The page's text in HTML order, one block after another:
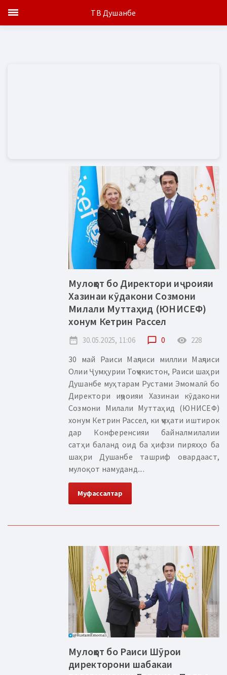
Мулоқот бо Директори иҷроияи
Хазинаи кӯдакони Созмони
Милали Муттаҳид (ЮНИСЕФ)
хонум Кетрин Рассел
date_range 30.05.2025, 11:06 chat_bubble_outline 0 remove_red_eye 228
30 май Раиси Маҷлиси миллии Маҷлиси
Олии Ҷумҳурии Тоҷикистон, Раиси шаҳри
Душанбе муҳтарам Рустами Эмомалӣ бо
Директори иҷроияи Хазинаи кӯдакони
Созмони Милали Муттаҳид (ЮНИСЕФ)
хонум Кетрин Рассел, ки ҷиҳати иштирок
дар Конференсияи байналмилалии
сатҳи баланд оид ба ҳифзи пиряхҳо ба
шаҳри Душанбе ташриф овардааст,
мулоқот намуданд....
Муфассалтар
Мулоқот бо Раиси Шӯрои
директорони шабакаи
ТВ Душанбе